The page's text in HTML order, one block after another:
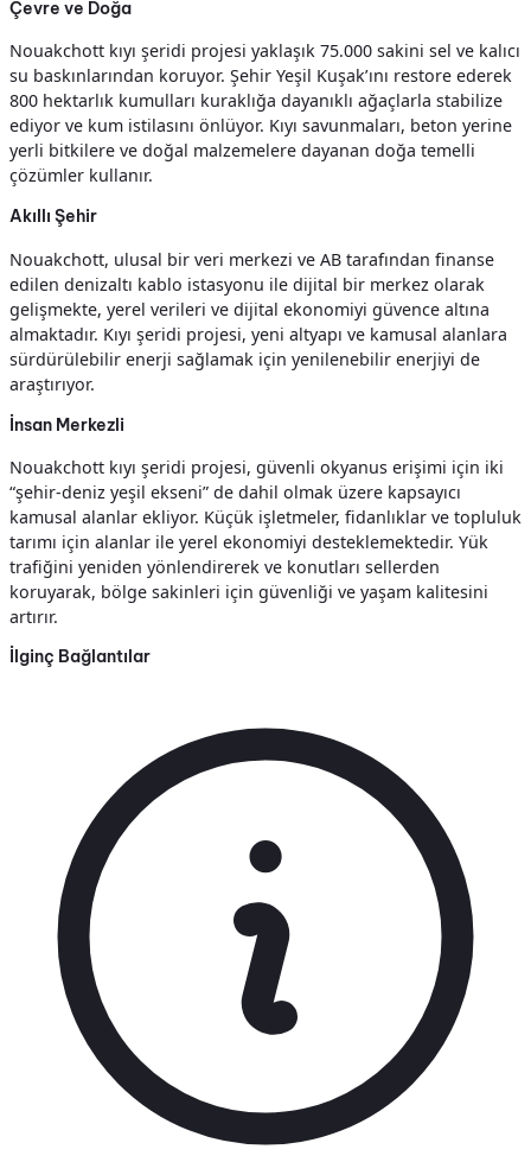
Çevre ve Doğa
Nouakchott kıyı şeridi projesi yaklaşık 75.000 sakini sel ve kalıcı
su baskınlarından koruyor. Şehir Yeşil Kuşak’ını restore ederek
800 hektarlık kumulları kuraklığa dayanıklı ağaçlarla stabilize
ediyor ve kum istilasını önlüyor. Kıyı savunmaları, beton yerine
yerli bitkilere ve doğal malzemelere dayanan doğa temelli
çözümler kullanır.
Akıllı Şehir
Nouakchott, ulusal bir veri merkezi ve AB tarafından finanse
edilen denizaltı kablo istasyonu ile dijital bir merkez olarak
gelişmekte, yerel verileri ve dijital ekonomiyi güvence altına
almaktadır. Kıyı şeridi projesi, yeni altyapı ve kamusal alanlara
sürdürülebilir enerji sağlamak için yenilenebilir enerjiyi de
araştırıyor.
İnsan Merkezli
Nouakchott kıyı şeridi projesi, güvenli okyanus erişimi için iki
“şehir-deniz yeşil ekseni” de dahil olmak üzere kapsayıcı
kamusal alanlar ekliyor. Küçük işletmeler, fidanlıklar ve topluluk
tarımı için alanlar ile yerel ekonomiyi desteklemektedir. Yük
trafiğini yeniden yönlendirerek ve konutları sellerden
koruyarak, bölge sakinleri için güvenliği ve yaşam kalitesini
artırır.
İlginç Bağlantılar